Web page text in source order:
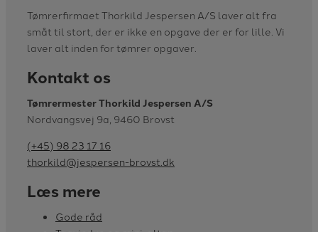
Tømrerfirmaet Thorkild Jespersen A/S laver alt fra
småt til stort, der er ikke en opgave der er for lille. Vi
laver alt inden for tømrer opgaver.
Kontakt os
Tømrermester Thorkild Jespersen A/S
Nordvangsvej 9a, 9460 Brovst
(+45) 98 23 17 16
thorkild@jespersen-brovst.dk
Læs mere
Gode råd